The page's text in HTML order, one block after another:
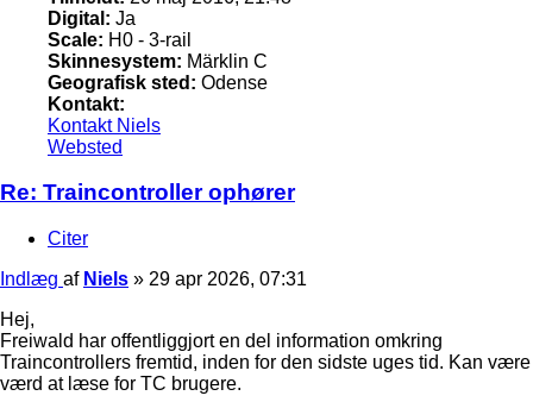
Digital: Ja
Scale: H0 - 3-rail
Skinnesystem: Märklin C
Geografisk sted: Odense
Kontakt:
Kontakt Niels
Websted
Re: Traincontroller ophører
Citer
Indlæg af Niels » 29 apr 2026, 07:31
Hej,
Freiwald har offentliggjort en del information omkring
Traincontrollers fremtid, inden for den sidste uges tid. Kan være
værd at læse for TC brugere.